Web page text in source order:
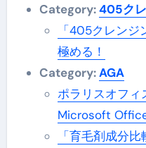
Category:405ク
「405クレン
極める！
Category:AGA
ポラリスオフィ
Microsoft
「育毛剤成分